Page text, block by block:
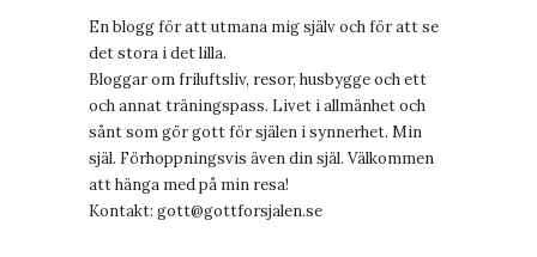
En blogg för att utmana mig själv och för att se
det stora i det lilla.
Bloggar om friluftsliv, resor, husbygge och ett
och annat träningspass. Livet i allmänhet och
sånt som gör gott för själen i synnerhet. Min
själ. Förhoppningsvis även din själ. Välkommen
att hänga med på min resa!
Kontakt: gott@gottforsjalen.se